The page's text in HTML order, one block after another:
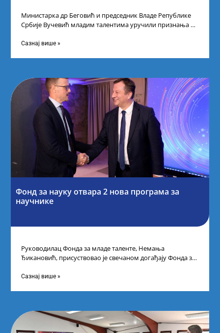
Министарка др Беговић и председник Владе Републике
Србије Вучевић младим талентима уручили признања У
Сазнај више »
Фонд за науку отвара 2 нова програма за
научнике
Руководилац Фонда за младе таленте, Немања
Ђикановић, присуствовао је свечаном догађају Фонда за
Сазнај више »